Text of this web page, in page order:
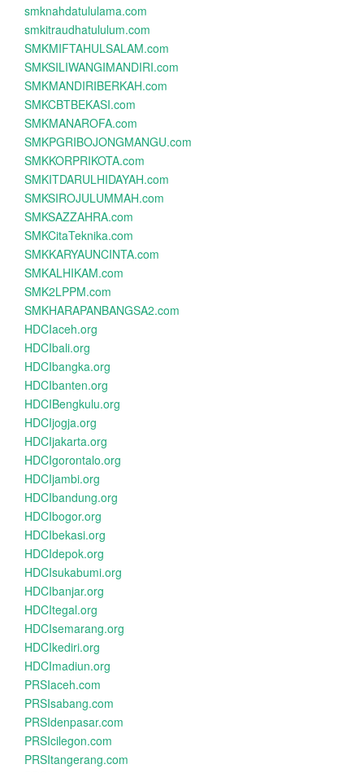
smknahdatululama.com
smkitraudhatululum.com
SMKMIFTAHULSALAM.com
SMKSILIWANGIMANDIRI.com
SMKMANDIRIBERKAH.com
SMKCBTBEKASI.com
SMKMANAROFA.com
SMKPGRIBOJONGMANGU.com
SMKKORPRIKOTA.com
SMKITDARULHIDAYAH.com
SMKSIROJULUMMAH.com
SMKSAZZAHRA.com
SMKCitaTeknika.com
SMKKARYAUNCINTA.com
SMKALHIKAM.com
SMK2LPPM.com
SMKHARAPANBANGSA2.com
HDCIaceh.org
HDCIbali.org
HDCIbangka.org
HDCIbanten.org
HDCIBengkulu.org
HDCIjogja.org
HDCIjakarta.org
HDCIgorontalo.org
HDCIjambi.org
HDCIbandung.org
HDCIbogor.org
HDCIbekasi.org
HDCIdepok.org
HDCIsukabumi.org
HDCIbanjar.org
HDCItegal.org
HDCIsemarang.org
HDCIkediri.org
HDCImadiun.org
PRSIaceh.com
PRSIsabang.com
PRSIdenpasar.com
PRSIcilegon.com
PRSItangerang.com